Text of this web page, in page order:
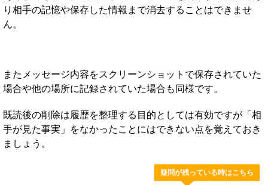
り相手の記憶や保存した情報まで消去することはできませ
ん。
またメッセージ内容をスクリーンショットで保存されていた
場合や他の場所に記録されていた場合も同様です。
既読後の削除は履歴を整理する目的としては有効ですが「相
手が見た事実」をなかったことにはできない点を覚えておき
ましょう。
疑問が残っている時はこちら